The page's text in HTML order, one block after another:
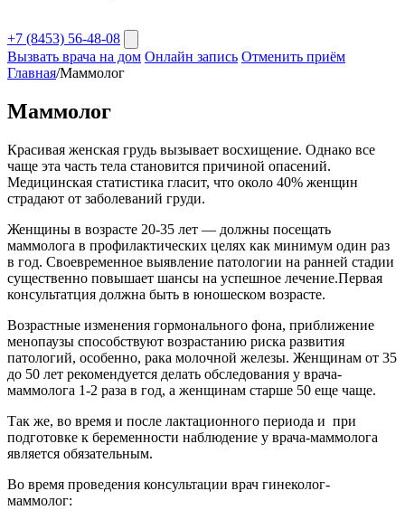
+7 (8453) 56-48-08
Вызвать врача на дом Онлайн запись Отменить приём
Главная/Маммолог
Маммолог
Красивая женская грудь вызывает восхищение. Однако все
чаще эта часть тела становится причиной опасений.
Медицинская статистика гласит, что около 40% женщин
страдают от заболеваний груди.
Женщины в возрасте 20-35 лет — должны посещать
маммолога в профилактических целях как минимум один раз
в год. Своевременное выявление патологии на ранней стадии
существенно повышает шансы на успешное лечение.Первая
консультатция должна быть в юношеском возрасте.
Возрастные изменения гормонального фона, приближение
менопаузы способствуют возрастанию риска развития
патологий, особенно, рака молочной железы. Женщинам от 35
до 50 лет рекомендуется делать обследования у врача-
маммолога 1-2 раза в год, а женщинам старше 50 еще чаще.
Так же, во время и после лактационного периода и при
подготовке к беременности наблюдение у врача-маммолога
является обязательным.
Во время проведения консультации врач гинеколог-
маммолог: